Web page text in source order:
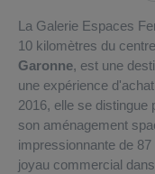
La Galerie Espaces
10 kilomètres du
Garonne, est une
une expérience
2016, elle se distingue
son aménagement
impressionnante de
joyau commercial